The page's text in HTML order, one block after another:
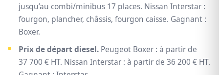
jusqu’au combi/minibus 17 places. Nissan Interstar :
fourgon, plancher, châssis, fourgon caisse. Gagnant :
Boxer.
Prix de départ diesel. Peugeot Boxer : à partir de
37 700 € HT. Nissan Interstar : à partir de 36 200 € HT.